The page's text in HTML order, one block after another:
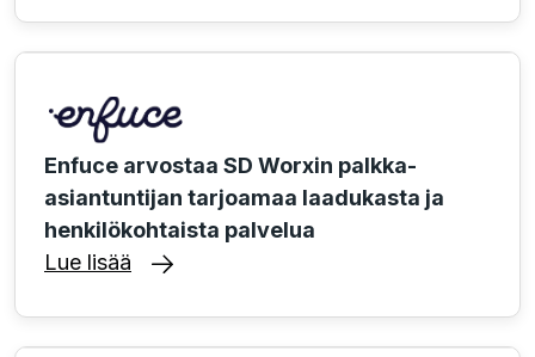
Enfuce arvostaa SD Worxin palkka-
asiantuntijan tarjoamaa laadukasta ja
henkilökohtaista palvelua
Lue lisää